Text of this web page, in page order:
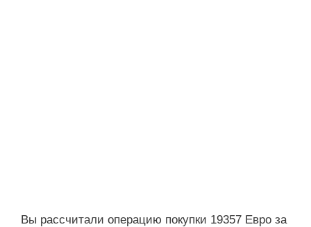
Вы рассчитали операцию покупки 19357 Евро за